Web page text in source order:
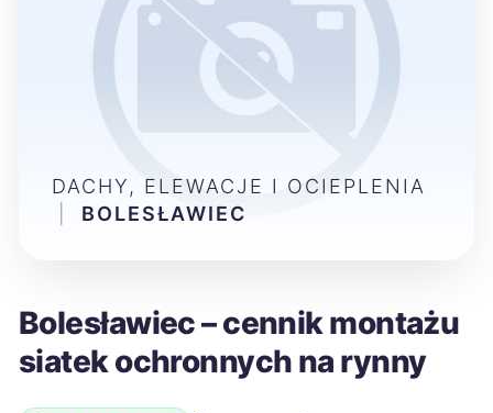
Bolesławiec – cennik montażu
siatek ochronnych na rynny
DACHY, ELEWACJE I OCIEPLENIA
BOLESŁAWIEC